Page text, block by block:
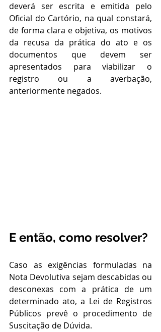
deverá ser escrita e emitida pelo
Oficial do Cartório, na qual constará,
de forma clara e objetiva, os motivos
da recusa da prática do ato e os
documentos que devem ser
apresentados para viabilizar o
registro ou a averbação,
anteriormente negados.
E então, como resolver?
Caso as exigências formuladas na
Nota Devolutiva sejam descabidas ou
desconexas com a prática de um
determinado ato, a Lei de Registros
Públicos prevê o procedimento de
Suscitação de Dúvida.